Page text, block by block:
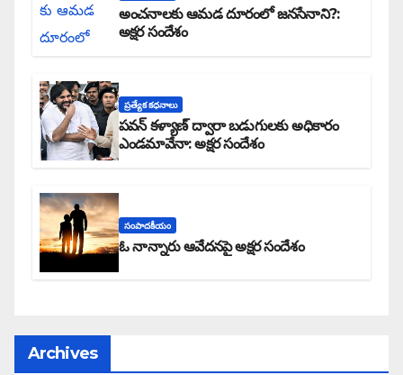
అంచనాలకు ఆమడ దూరంలో జనసేనాని?:
అక్షర సందేశం
ప్రత్యేక కధనాలు
పవన్ కళ్యాణ్ ద్వారా బడుగులకు అధికారం
ఎండమావేనా: అక్షర సందేశం
సంపాదకీయం
ఓ నాన్నారు ఆవేదనపై అక్షర సందేశం
Archives